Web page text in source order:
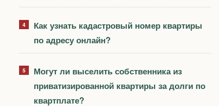
Как узнать кадастровый номер квартиры
по адресу онлайн?
Могут ли выселить собственника из
приватизированной квартиры за долги по
квартплате?